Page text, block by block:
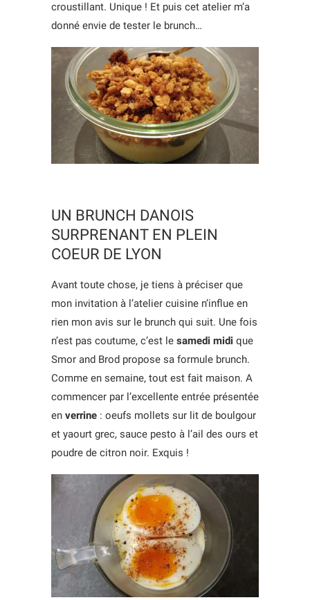
croustillant. Unique ! Et puis cet atelier m’a
donné envie de tester le brunch…
UN BRUNCH DANOIS
SURPRENANT EN PLEIN
COEUR DE LYON
Avant toute chose, je tiens à préciser que
mon invitation à l’atelier cuisine n’influe en
rien mon avis sur le brunch qui suit. Une fois
n’est pas coutume, c’est le samedi midi que
Smor and Brod propose sa formule brunch.
Comme en semaine, tout est fait maison. A
commencer par l’excellente entrée présentée
en verrine : oeufs mollets sur lit de boulgour
et yaourt grec, sauce pesto à l’ail des ours et
poudre de citron noir. Exquis !